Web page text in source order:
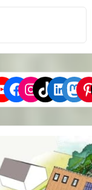
YouTube
Facebook
TikTok